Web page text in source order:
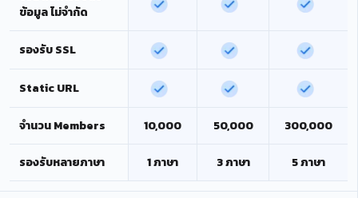
ข้อมูล ไม่จำกัด
รองรับ SSL
Static URL
จำนวน Members 10,000 50,000 300,000
รองรับหลายภาษา 1 ภาษา 3 ภาษา 5 ภาษา